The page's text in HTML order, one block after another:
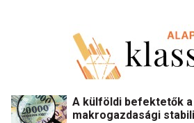
A külföldi befektetők
makrogazdasági